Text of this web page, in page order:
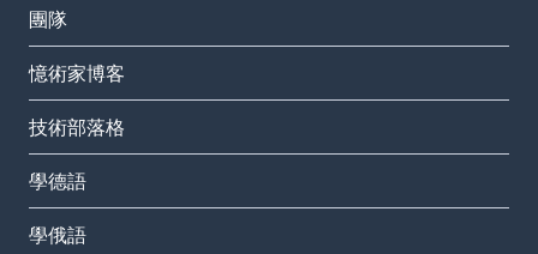
團隊
憶術家博客
技術部落格
學德語
學俄語